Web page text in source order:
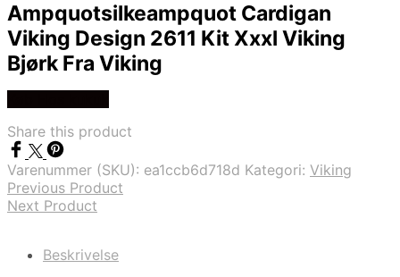
Ampquotsilkeampquot Cardigan
Viking Design 2611 Kit Xxxl Viking
Bjørk Fra Viking
Share this product
Varenummer (SKU): ea1ccb6d718d Kategori: Viking
Previous Product
Next Product
Beskrivelse